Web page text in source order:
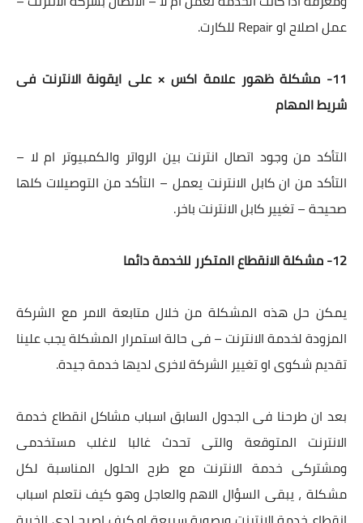
عمل اصلاح او Repair للكارت.
11- مشكلة ظهور علامة اكس × على ايقونة الانترنت فى
شريط المهام
التأكد من وجود اتصال انترنت بين الرواتر والكمبيوتر ام لا –
التأكد من ان كابل الانترنت يعمل – التأكد من التوصيلات كلها
صحيحة – تغيير كابل الانترنت باخر.
12- مشكلة الانقطاع المتكرر للخدمة دائما
يمكن حل هذه المشكلة من خلال متابعة الامر مع الشركة
المزودة لخدمة الانترنت – فى حالة استمرار المشكلة يجب علينا
تقديم شكوى او تغيير الشركة لاخرى لديها خدمة جيدة.
بعد ان طرحنا فى الجدول السابق اسباب مشاكل انقطاع خدمة
الانترنت المتوقعة والتى تحدث غالبا لاغلب مستخدمى
ومشتركى خدمة الانترنت مع طرح الحلول المناسبة لكل
مشكلة ، يبقى السؤال الاهم والعاجل وهو كيف نتعلم اسباب